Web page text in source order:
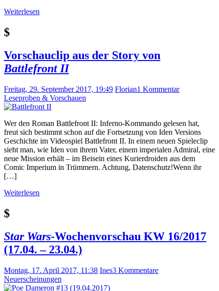
Weiterlesen
$
Vorschauclip aus der Story von
Battlefront II
Freitag, 29. September 2017, 19:49 Florian1 Kommentar
Leseproben & Vorschauen
Wer den Roman Battlefront II: Inferno-Kommando gelesen hat,
freut sich bestimmt schon auf die Fortsetzung von Iden Versions
Geschichte im Videospiel Battlefront II. In einem neuen Spieleclip
sieht man, wie Iden von ihrem Vater, einem imperialen Admiral, eine
neue Mission erhält – im Beisein eines Kurierdroiden aus dem
Comic Imperium in Trümmern. Achtung, Datenschutz!Wenn ihr
[…]
Weiterlesen
$
Star Wars-Wochenvorschau KW 16/2017
(17.04. – 23.04.)
Montag, 17. April 2017, 11:38 Ines3 Kommentare
Neuerscheinungen